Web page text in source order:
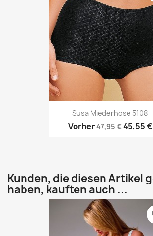
Susa Miederhose 5108
Vorher47,95 €45,55 €
Kunden, die diesen Artikel
haben, kauften auch ...